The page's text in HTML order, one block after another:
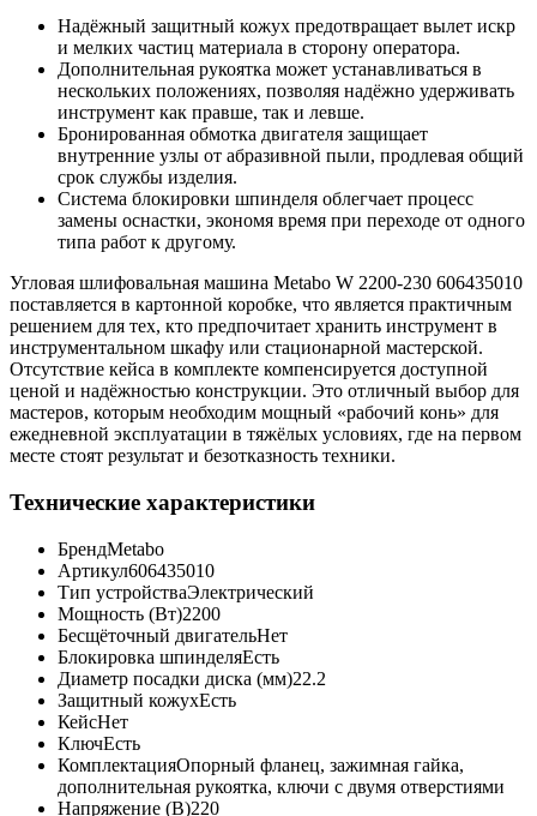
Надёжный защитный кожух предотвращает вылет искр
и мелких частиц материала в сторону оператора.
Дополнительная рукоятка может устанавливаться в
нескольких положениях, позволяя надёжно удерживать
инструмент как правше, так и левше.
Бронированная обмотка двигателя защищает
внутренние узлы от абразивной пыли, продлевая общий
срок службы изделия.
Система блокировки шпинделя облегчает процесс
замены оснастки, экономя время при переходе от одного
типа работ к другому.
Угловая шлифовальная машина Metabo W 2200-230 606435010
поставляется в картонной коробке, что является практичным
решением для тех, кто предпочитает хранить инструмент в
инструментальном шкафу или стационарной мастерской.
Отсутствие кейса в комплекте компенсируется доступной
ценой и надёжностью конструкции. Это отличный выбор для
мастеров, которым необходим мощный «рабочий конь» для
ежедневной эксплуатации в тяжёлых условиях, где на первом
месте стоят результат и безотказность техники.
Технические характеристики
БрендMetabo
Артикул606435010
Тип устройстваЭлектрический
Мощность (Вт)2200
Бесщёточный двигательНет
Блокировка шпинделяЕсть
Диаметр посадки диска (мм)22.2
Защитный кожухЕсть
КейсНет
КлючЕсть
КомплектацияОпорный фланец, зажимная гайка,
дополнительная рукоятка, ключи с двумя отверстиями
Напряжение (В)220